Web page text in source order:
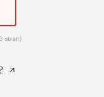
stran)